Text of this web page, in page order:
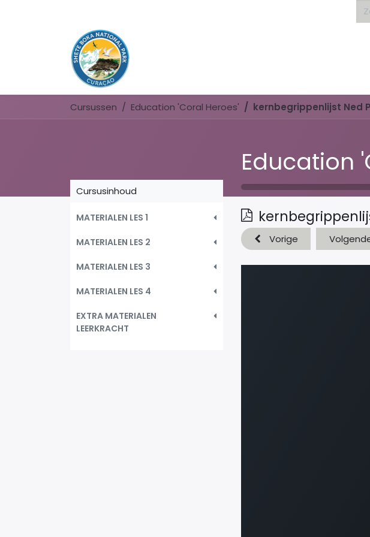
Cursussen Education 'Coral Heroes' kernbegrippenlijst Ned
Education
Cursusinhoud
MATERIALEN LES 1
MATERIALEN LES 2
MATERIALEN LES 3
MATERIALEN LES 4
EXTRA MATERIALEN
LEERKRACHT
Vorige